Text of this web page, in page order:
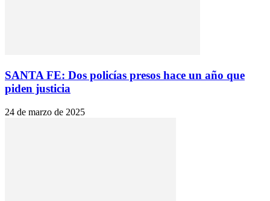
SANTA FE: Dos policías presos hace un año que
piden justicia
24 de marzo de 2025